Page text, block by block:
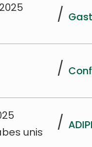
/
/
unis
/